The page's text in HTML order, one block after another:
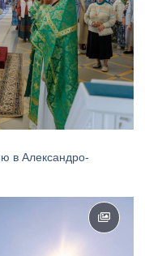
в Александро-